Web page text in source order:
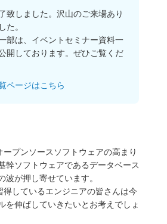
致しました。沢山のご来場あり
た。
部は、イベントセミナー資料一
開しております。ぜひご覧くだ
ページはこちら
プンソースソフトウェアの高まり
幹ソフトウェアであるデータベース
波が押し寄せています。
得しているエンジニアの皆さんは今
を伸ばしていきたいとお考えでしょ